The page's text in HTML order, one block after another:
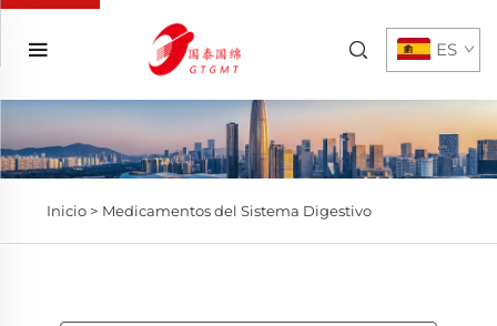
ES
Inicio > Medicamentos del Sistema Digestivo